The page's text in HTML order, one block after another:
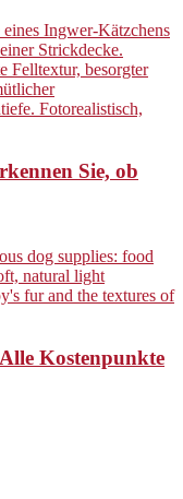
Sie, ob
Kostenpunkte